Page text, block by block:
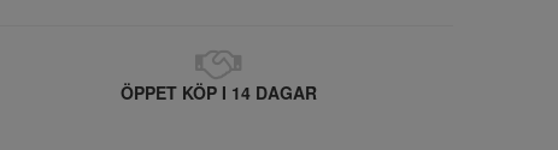
ÖPPET KÖP I 14 DAGAR